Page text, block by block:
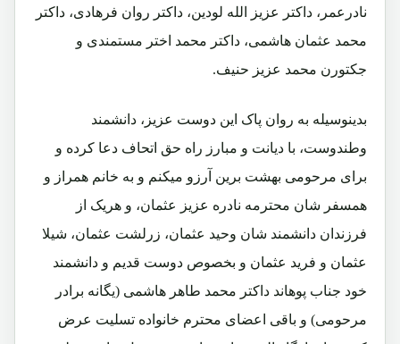
نادرعمر، داکتر عزیز الله لودین، داکتر روان فرهادی، داکتر
محمد عثمان هاشمی، داکتر محمد اختر مستمندی و
جکتورن محمد عزیز حنیف.
بدینوسیله به روان پاک این دوست عزیز، دانشمند
وطندوست، با دیانت و مبارز راه حق اتحاف دعا کرده و
برای مرحومی بهشت برین آرزو میکنم و به خانم همراز و
همسفر شان محترمه نادره عزیز عثمان، و هریک از
فرزندان دانشمند شان وحید عثمان، زرلشت عثمان، شیلا
عثمان و فرید عثمان و بخصوص دوست قدیم و دانشمند
خود جناب پوهاند داکتر محمد طاهر هاشمی (یگانه برادر
مرحومی) و باقی اعضای محترم خانواده تسلیت عرض